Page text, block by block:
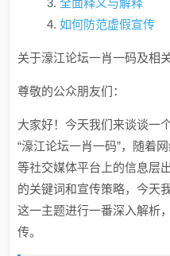
全面释义与解释
如何防范虚假宣传
关于濠江论坛一肖一码及相
尊敬的公众朋友们：
大家好！今天我们来谈谈
“濠江论坛一肖一码”，随着
等社交媒体平台上的信息层
的关键词和宣传策略，今天
这一主题进行一番深入解析
传。